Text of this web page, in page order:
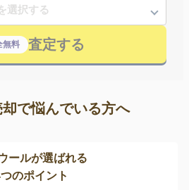
無料 査定する
で悩んでいる方へ
ールが選ばれる
のポイント